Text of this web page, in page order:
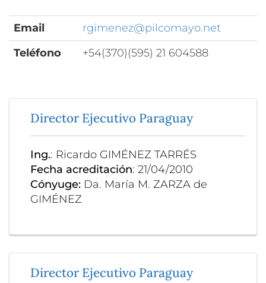
Email
rgimenez@pilcomayo.net
Teléfono
+54(370)(595) 21 604588
Director Ejecutivo Paraguay
Ing.: Ricardo GIMÉNEZ TARRÉS
Fecha acreditación: 21/04/2010
Cónyuge: Da. María M. ZARZA de
GIMÉNEZ
Director Ejecutivo Paraguay